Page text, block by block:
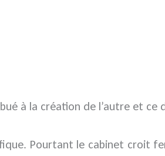
à la création de l’autre et
Pourtant le cabinet croit